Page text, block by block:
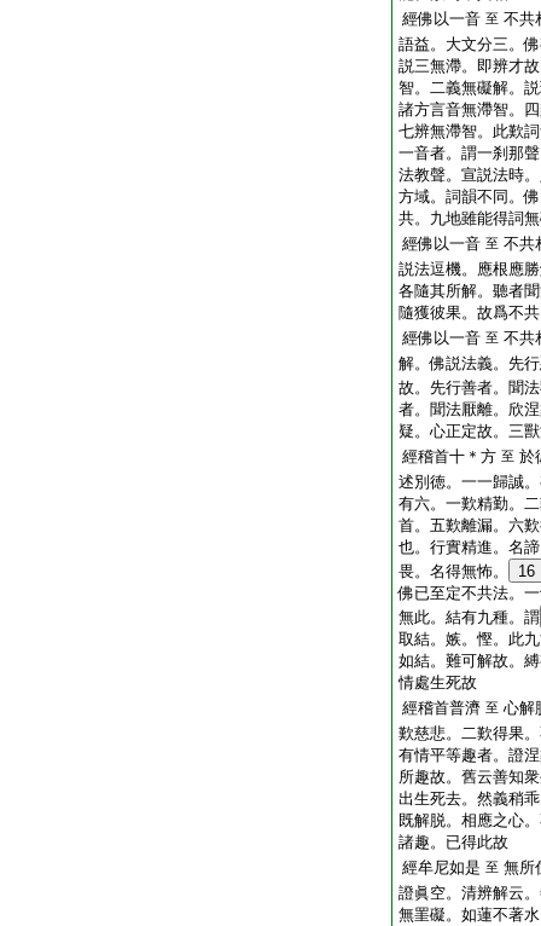
經佛以一音 至 不共
語益。大文分三。
説三無滯。即辨才
智。二義無礙解。
諸方言音無滯智。
七辨無滯智。此歎
一音者。謂一刹那
法教聲。宣説法時
方域。詞韻不同。
共。九地雖能得詞
經佛以一音 至 不共
説法逗機。應根應
各隨其所解。聽者
隨獲彼果。故爲不
經佛以一音 至 不共
解。佛説法義。先
故。先行善者。聞
者。聞法厭離。欣
疑。心正定故。三
經稽首十＊方 至 於
述別徳。一一歸誠
有六。一歎精勤。
首。五歎離漏。六
也。行實精進。名
畏。名得無怖。
16
佛已至定不共法。
無此。結有九種。謂
取結。嫉。慳。此
如結。難可解故。
情處生死故
經稽首普濟 至 心解
歎慈悲。二歎得果
有情平等趣者。證
所趣故。舊云善知
出生死去。然義稍
既解脱。相應之心
諸趣。已得此故
經牟尼如是 至 無所
證眞空。清辨解云
無罣礙。如蓮不著